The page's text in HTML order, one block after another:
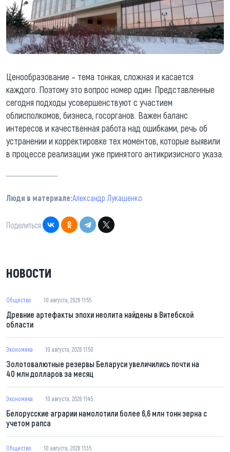
Ценообразование – тема тонкая, сложная и касается
каждого. Поэтому это вопрос номер один. Представленные
сегодня подходы усовершенствуют с участием
облисполкомов, бизнеса, госорганов. Важен баланс
интересов и качественная работа над ошибками, речь об
устранении и корректировке тех моментов, которые выявили
в процессе реализации уже принятого антикризисного указа.
Люди в материале:Александр Лукашенко
Поделиться:
НОВОСТИ
Общество 10 августа, 2026 11:55
Древние артефакты эпохи неолита найдены в Витебской
области
Экономика 10 августа, 2026 11:50
Золотовалютные резервы Беларуси увеличились почти на
40 млн долларов за месяц
Экономика 10 августа, 2026 11:45
Белорусские аграрии намолотили более 6,6 млн тонн зерна с
учетом рапса
Общество 10 августа, 2026 11:35